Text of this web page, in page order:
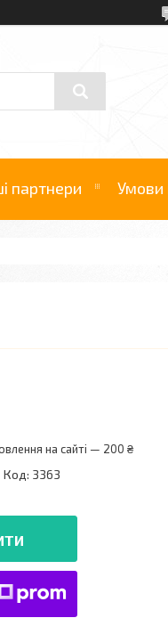
партнери Умови
на сайті — 200 ₴
Код: 3363